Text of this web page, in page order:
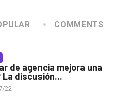
COMMENTS
de agencia mejora una
La discusión...
22